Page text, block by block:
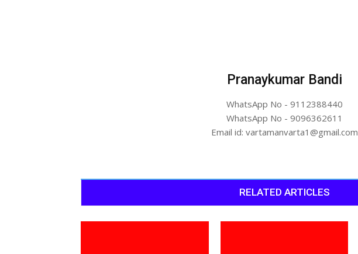
Pranaykumar Bandi
WhatsApp No - 9112388440
WhatsApp No - 9096362611
Email id: vartamanvarta1@gmail.com
RELATED ARTICLES